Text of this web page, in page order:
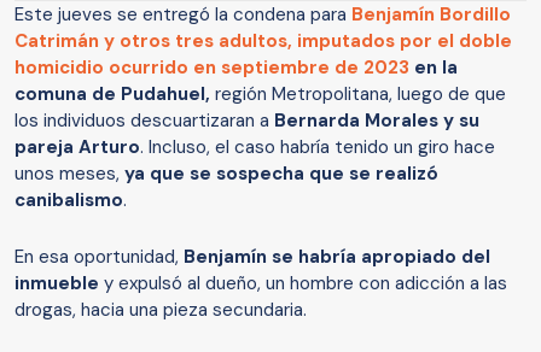
Este jueves se entregó la condena para Benjamín Bordillo
Catrimán y otros tres adultos, imputados por el doble
homicidio ocurrido en septiembre de 2023 en la
comuna de Pudahuel, región Metropolitana, luego de que
los individuos descuartizaran a Bernarda Morales y su
pareja Arturo. Incluso, el caso habría tenido un giro hace
unos meses, ya que se sospecha que se realizó
canibalismo.
En esa oportunidad, Benjamín se habría apropiado del
inmueble y expulsó al dueño, un hombre con adicción a las
drogas, hacia una pieza secundaria.